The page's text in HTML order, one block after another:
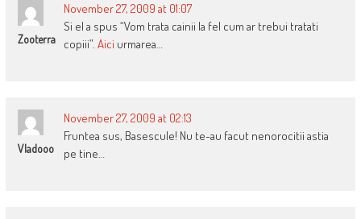
Zooterra
November 27, 2009 at 01:07
Si el a spus “Vom trata cainii la fel cum ar trebui tratati
copiii”. Aici urmarea…
Vladooo
November 27, 2009 at 02:13
Fruntea sus, Basescule! Nu te-au facut nenorocitii astia
pe tine…